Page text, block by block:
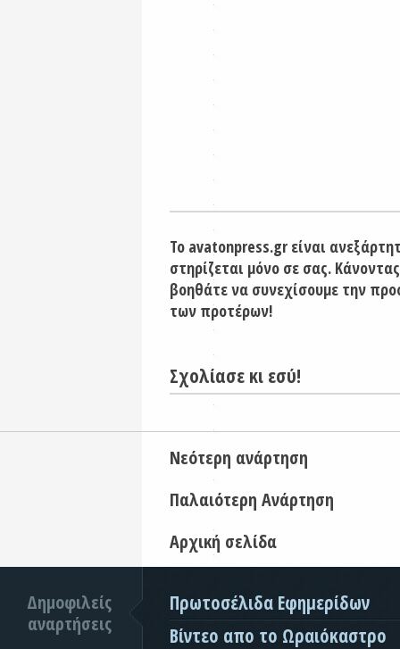
Το avatonpress.gr είναι
στηρίζεται μόνο σε σας.
βοηθάτε να συνεχίσουμε την
των προτέρων!
Σχολίασε κι εσύ!
Νεότερη ανάρτηση
Παλαιότερη Ανάρτηση
Αρχική σελίδα
Δημοφιλείς
αναρτήσεις
Πρωτοσέλιδα Εφημερίδων
Βίντεο απο το Ωραιόκαστρο